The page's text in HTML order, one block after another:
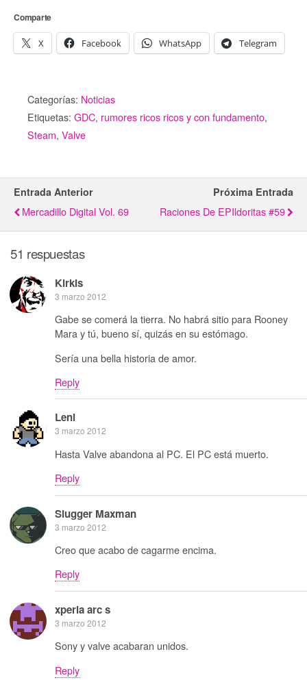
Comparte
X Facebook WhatsApp Telegram
Categorías: Noticias
Etiquetas: GDC, rumores ricos ricos y con fundamento,
Steam, Valve
Entrada Anterior
Mercadillo Digital Vol. 69
Próxima Entrada
Raciones De EPIldoritas #59
51 respuestas
Kirkis
3 marzo 2012
Gabe se comerá la tierra. No habrá sitio para Rooney
Mara y tú, bueno sí, quizás en su estómago.
Sería una bella historia de amor.
Reply
Leni
3 marzo 2012
Hasta Valve abandona al PC. El PC está muerto.
Reply
Slugger Maxman
3 marzo 2012
Creo que acabo de cagarme encima.
Reply
xperia arc s
3 marzo 2012
Sony y valve acabaran unidos.
Reply